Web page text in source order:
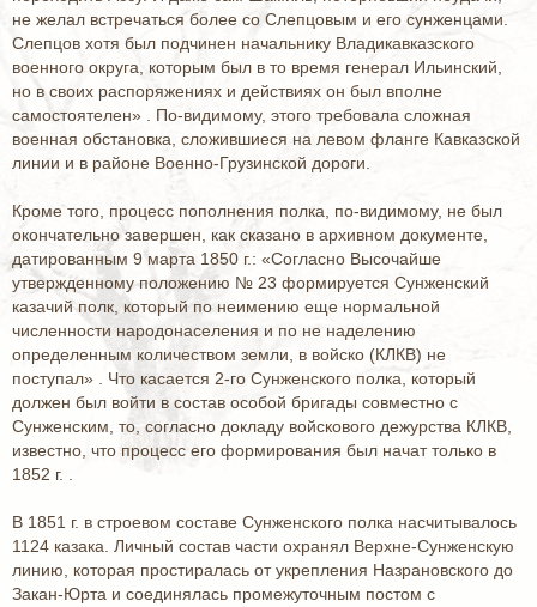
не желал встречаться более со Слепцовым и его сунженцами.
Слепцов хотя был подчинен начальнику Владикавказского
военного округа, которым был в то время генерал Ильинский,
но в своих распоряжениях и действиях он был вполне
самостоятелен» . По-видимому, этого требовала сложная
военная обстановка, сложившиеся на левом фланге Кавказской
линии и в районе Военно-Грузинской дороги.
Кроме того, процесс пополнения полка, по-видимому, не был
окончательно завершен, как сказано в архивном документе,
датированным 9 марта 1850 г.: «Согласно Высочайше
утвержденному положению № 23 формируется Сунженский
казачий полк, который по неимению еще нормальной
численности народонаселения и по не наделению
определенным количеством земли, в войско (КЛКВ) не
поступал» . Что касается 2-го Сунженского полка, который
должен был войти в состав особой бригады совместно с
Сунженским, то, согласно докладу войскового дежурства КЛКВ,
известно, что процесс его формирования был начат только в
1852 г. .
В 1851 г. в строевом составе Сунженского полка насчитывалось
1124 казака. Личный состав части охранял Верхне-Сунженскую
линию, которая простиралась от укрепления Назрановского до
Закан-Юрта и соединялась промежуточным постом с